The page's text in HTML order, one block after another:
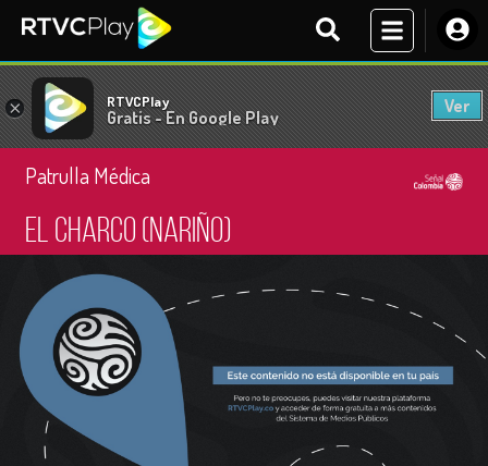
× RTVCPlay
Gratis - En Google Play
Ver
Patrulla Médica
El Charco (Nariño)